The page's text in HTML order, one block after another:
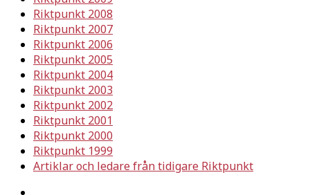
Riktpunkt 2008
Riktpunkt 2007
Riktpunkt 2006
Riktpunkt 2005
Riktpunkt 2004
Riktpunkt 2003
Riktpunkt 2002
Riktpunkt 2001
Riktpunkt 2000
Riktpunkt 1999
Artiklar och ledare från tidigare Riktpunkt